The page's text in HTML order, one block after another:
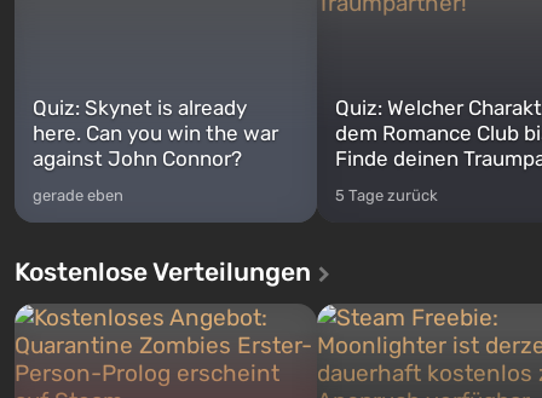
Quiz: Skynet is already
here. Can you win the war
against John Connor?
gerade eben
Quiz: Welcher
dem Romance Club
Finde deinen
5 Tage zurück
Kostenlose Verteilungen